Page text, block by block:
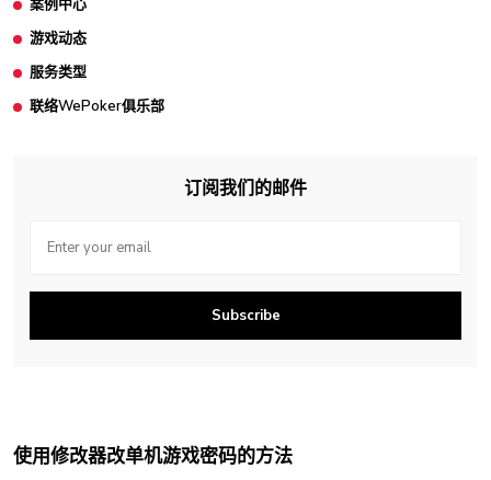
案例中心
游戏动态
服务类型
联络WePoker俱乐部
订阅我们的邮件
Subscribe
使用修改器改单机游戏密码的方法